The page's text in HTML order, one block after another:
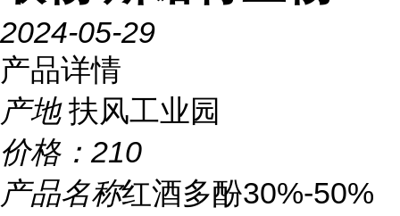
2024-05-29
产品详情
产地 扶风工业园
价格： 210
产品名称红酒多酚30%-50%